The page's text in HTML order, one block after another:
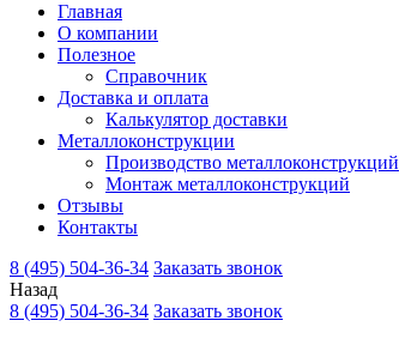
Главная
О компании
Полезное
Справочник
Доставка и оплата
Калькулятор доставки
Металлоконструкции
Производство металлоконструкций
Монтаж металлоконструкций
Отзывы
Контакты
8 (495) 504-36-34 Заказать звонок
Назад
8 (495) 504-36-34 Заказать звонок